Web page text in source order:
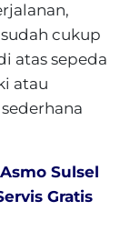
cukup
atas sepeda
atau
Sulsel
Gratis